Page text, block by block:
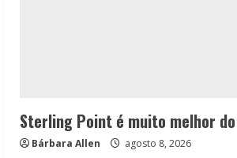
Sterling Point é muito melhor
Bárbara Allen agosto 8, 2026